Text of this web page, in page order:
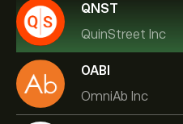
QNST
QuinStreet Inc
OABI
OmniAb Inc